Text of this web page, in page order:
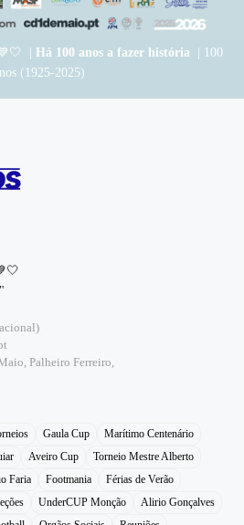
| Há 100 anos a fazer história | 100
(1925-2025)
Palheiro Ferreiro,
Gaula Cup
Marítimo Centenário
Aveiro Cup
Torneio Mestre Alberto
Faria Footmania
Férias de Verão
UnderCUP Monção
Alirio Gonçalves